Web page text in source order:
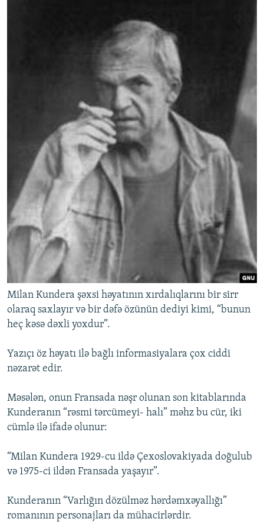
Milan Kundera şəxsi həyatının xırdalıqlarını bir sirr
olaraq saxlayır və bir dəfə özünün dediyi kimi, “bunun
heç kəsə dəxli yoxdur”.
Yazıçı öz həyatı ilə bağlı informasiyalara çox ciddi
nəzarət edir.
Məsələn, onun Fransada nəşr olunan son kitablarında
Kunderanın “rəsmi tərcümeyi- halı” məhz bu cür, iki
cümlə ilə ifadə olunur:
“Milan Kundera 1929-cu ildə Çexoslovakiyada doğulub
və 1975-ci ildən Fransada yaşayır”.
Kunderanın “Varlığın dözülməz hərdəmxəyallığı”
romanının personajları da mühacirlərdir.